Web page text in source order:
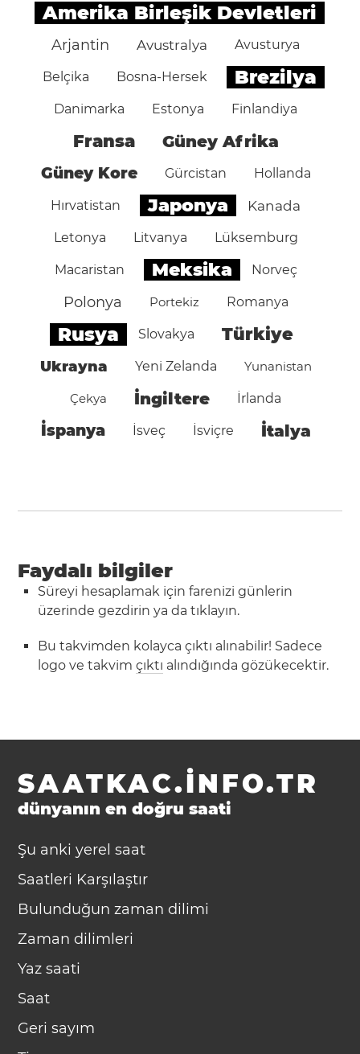
Amerika Birleşik Devletleri
Arjantin Avustralya Avusturya
Belçika Bosna-Hersek Brezilya
Danimarka Estonya Finlandiya
Fransa Güney Afrika
Güney Kore Gürcistan Hollanda
Hırvatistan Japonya Kanada
Letonya Litvanya Lüksemburg
Macaristan Meksika Norveç
Polonya Portekiz Romanya
Rusya Slovakya Türkiye
Ukrayna Yeni Zelanda Yunanistan
Çekya İngiltere İrlanda
İspanya İsveç İsviçre İtalya
Faydalı bilgiler
Süreyi hesaplamak için farenizi günlerin
üzerinde gezdirin ya da tıklayın.
Bu takvimden kolayca çıktı alınabilir! Sadece
logo ve takvimçıktı alındığında gözükecektir.
SAATKAC.INFO.TR
dünyanın en doğru saati
Şu anki yerel saat
Saatleri Karşılaştır
Bulunduğun zaman dilimi
Zaman dilimleri
Yaz saati
Saat
Geri sayım